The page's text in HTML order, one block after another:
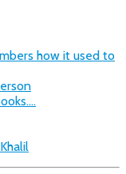
how it used to